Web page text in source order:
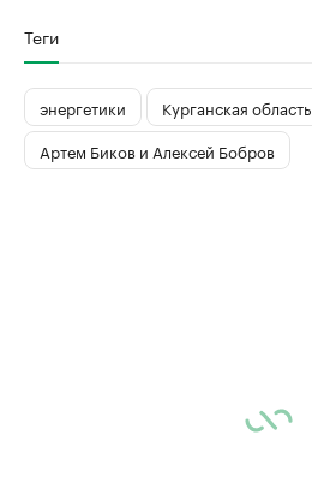
Теги
энергетики Курганская область
Артем Биков и Алексей Бобров